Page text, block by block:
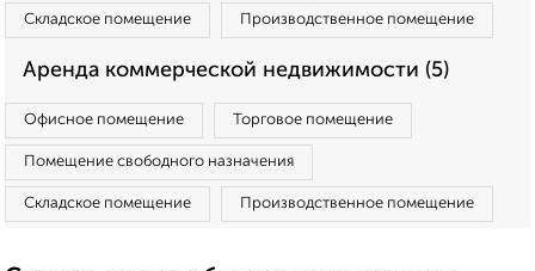
Складское помещение Производственное помещение
Аренда коммерческой недвижимости (5)
Офисное помещение Торговое помещение
Помещение свободного назначения
Складское помещение Производственное помещение